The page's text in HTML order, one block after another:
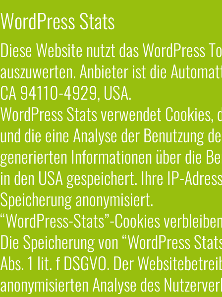
WordPress Stats
Diese Website nutzt das WordPress
auszuwerten. Anbieter ist die
CA 94110-4929, USA.
WordPress Stats verwendet
und die eine Analyse der Benutzung
generierten Informationen über die
in den USA gespeichert. Ihre IP-
Speicherung anonymisiert.
“WordPress-Stats”-Cookies
Die Speicherung von “WordPress
Abs. 1 lit. f DSGVO. Der
anonymisierten Analyse des